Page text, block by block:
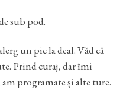
sub pod.
un pic la deal. Văd că
Prind curaj, dar îmi
programate și alte ture.